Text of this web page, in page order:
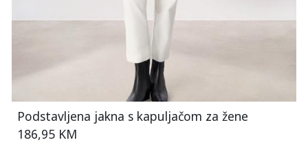
Podstavljena jakna s kapuljačom za žene
186,95 KM